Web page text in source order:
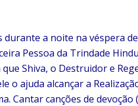
durante a noite na véspera
Pessoa da Trindade
Shiva, o Destruidor e
o ajuda alcançar a
Cantar canções de